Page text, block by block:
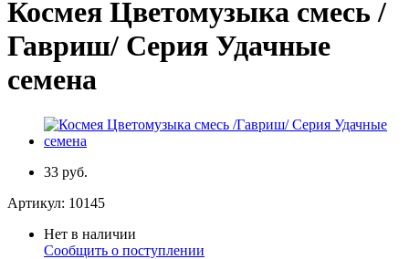
Космея Цветомузыка смесь /
Гавриш/ Серия Удачные
семена
33 руб.
Артикул: 10145
Нет в наличии
Сообщить о поступлении